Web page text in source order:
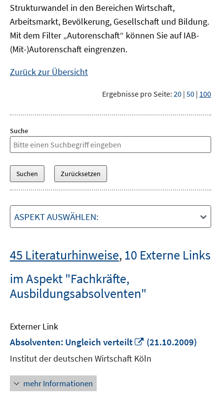
Strukturwandel in den Bereichen Wirtschaft,
Arbeitsmarkt, Bevölkerung, Gesellschaft und Bildung.
Mit dem Filter „Autorenschaft“ können Sie auf IAB-
(Mit-)Autorenschaft eingrenzen.
Zurück zur Übersicht
Ergebnisse pro Seite: 20 | 50 | 100
Suche
ASPEKT AUSWÄHLEN:
45 Literaturhinweise, 10 Externe Links
im Aspekt "Fachkräfte,
Ausbildungsabsolventen"
Externer Link
Absolventen: Ungleich verteilt
In
neuem
Fenster
(21.10.2009)
Institut der deutschen Wirtschaft Köln
mehr Informationen